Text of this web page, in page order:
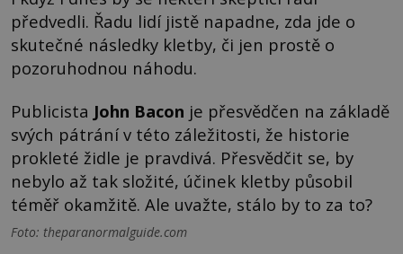
předvedli. Řadu lidí jistě napadne, zda jde o
skutečné následky kletby, či jen prostě o
pozoruhodnou náhodu.
Publicista John Bacon je přesvědčen na základě
svých pátrání v této záležitosti, že historie
prokleté židle je pravdivá. Přesvědčit se, by
nebylo až tak složité, účinek kletby působil
téměř okamžitě. Ale uvažte, stálo by to za to?
Foto: theparanormalguide.com